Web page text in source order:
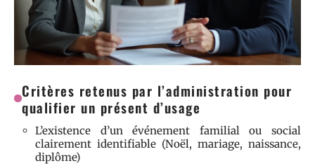
Critères retenus par l’administration pour
qualifier un présent d’usage
L’existence d’un événement familial ou social
clairement identifiable (Noël, mariage, naissance,
diplôme)